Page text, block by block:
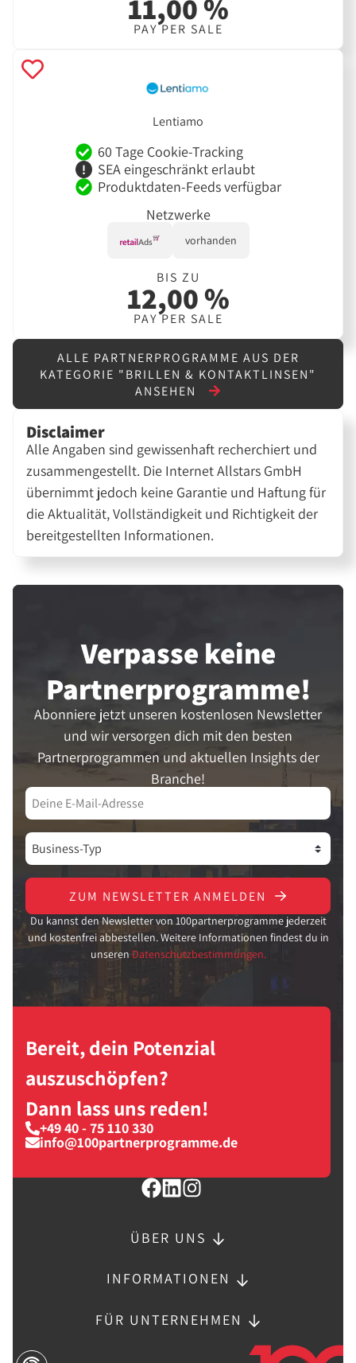
11,00 %
PAY PER SALE
Lentiamo
60 Tage Cookie-Tracking
SEA eingeschränkt erlaubt
Produktdaten-Feeds verfügbar
Netzwerke
vorhanden
BIS ZU
12,00 %
PAY PER SALE
ALLE PARTNERPROGRAMME AUS DER
KATEGORIE "BRILLEN & KONTAKTLINSEN"
ANSEHEN
Disclaimer
Alle Angaben sind gewissenhaft recherchiert und
zusammengestellt. Die Internet Allstars GmbH
übernimmt jedoch keine Garantie und Haftung für
die Aktualität, Vollständigkeit und Richtigkeit der
bereitgestellten Informationen.
Verpasse keine
Partner­programme!
Abonniere jetzt unseren kostenlosen Newsletter
und wir versorgen dich mit den besten
Partnerprogrammen und aktuellen Insights der
Branche!
ZUM NEWSLETTER ANMELDEN
Du kannst den Newsletter von 100partnerprogramme jederzeit
und kostenfrei abbestellen. Weitere Informationen findest du in
unseren Datenschutzbestimmungen.
Bereit, dein Potenzial
auszuschöpfen?
Dann lass uns reden!
+49 40 - 75 110 330
info@100partnerprogramme.de
ÜBER UNS
INFORMATIONEN
FÜR UNTERNEHMEN